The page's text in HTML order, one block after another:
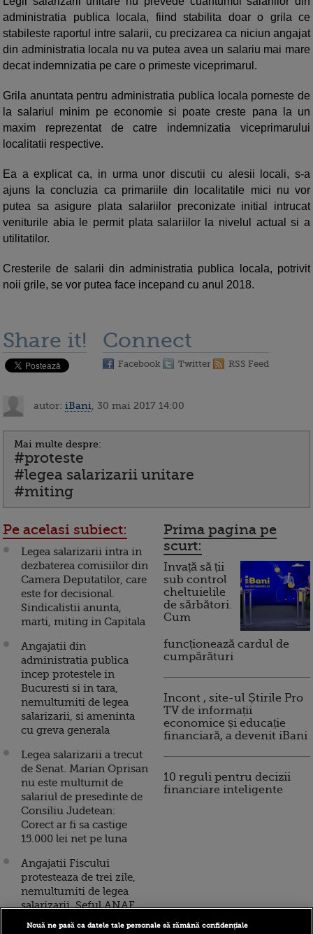
administratia publica locala, fiind stabilita doar o grila ce
stabileste raportul intre salarii, cu precizarea ca niciun angajat
din administratia locala nu va putea avea un salariu mai mare
decat indemnizatia pe care o primeste viceprimarul.
Grila anuntata pentru administratia publica locala porneste de
la salariul minim pe economie si poate creste pana la un
maxim reprezentat de catre indemnizatia viceprimarului
localitatii respective.
Ea a explicat ca, in urma unor discutii cu alesii locali, s-a
ajuns la concluzia ca primariile din localitatile mici nu vor
putea sa asigure plata salariilor preconizate initial intrucat
veniturile abia le permit plata salariilor la nivelul actual si a
utilitatilor.
Cresterile de salarii din administratia publica locala, potrivit
noii grile, se vor putea face incepand cu anul 2018.
Share it! Connect
Facebook Twitter RSS Feed
autor: iBani , 30 mai 2017 14:00
Mai multe despre:
#proteste
#legea salarizarii unitare
#miting
Pe acelasi subiect:
Legea salarizarii intra in
dezbaterea comisiilor din
Camera Deputatilor, care
este for decisional.
Sindicalistii anunta,
marti, miting in Capitala
Angajatii din
administratia publica
incep protestele in
Bucuresti si in tara,
nemultumiti de legea
salarizarii, si ameninta
cu greva generala
Legea salarizarii a trecut
de Senat. Marian Oprisan
nu este multumit de
salariul de presedinte de
Consiliu Judetean:
Corect ar fi sa castige
15.000 lei net pe luna
Angajatii Fiscului
protesteaza de trei zile,
nemultumiti de legea
salarizarii. Seful ANAF
propune pastrarea
Prima pagina pe
scurt:
Invață să ții
sub control
cheltuielile
de sărbători.
Cum
funcționează cardul de
cumpărături
Incont , site-ul Știrile Pro
TV de informații
economice și educație
financiară, a devenit iBani
10 reguli pentru decizii
financiare inteligente
Nouă ne pasă ca datele tale personale să rămână confidențiale